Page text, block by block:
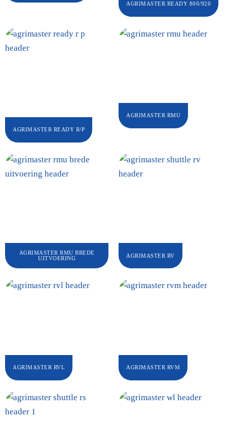
AGRIMASTER READY 800/920
AGRIMASTER READY R/P
AGRIMASTER RMU
AGRIMASTER RMU BREDE
UITVOERING
AGRIMASTER RV
AGRIMASTER RVL AGRIMASTER RVM